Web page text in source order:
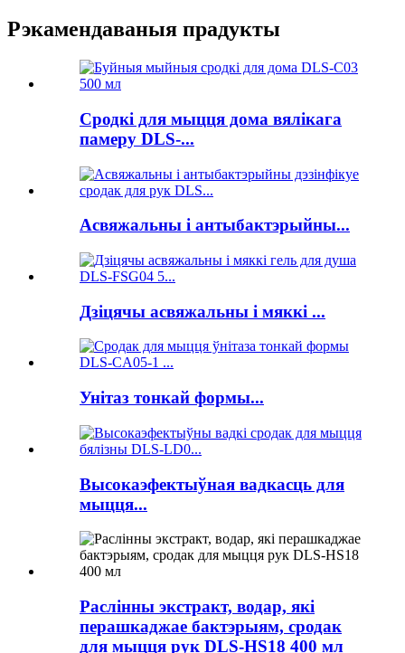
Рэкамендаваныя прадукты
Сродкі для мыцця дома вялікага
памеру DLS-...
Асвяжальны і антыбактэрыйны...
Дзіцячы асвяжальны і мяккі ...
Унітаз тонкай формы...
Высокаэфектыўная вадкасць для
мыцця...
Раслінны экстракт, водар, які
перашкаджае бактэрыям, сродак
для мыцця рук DLS-HS18 400 мл